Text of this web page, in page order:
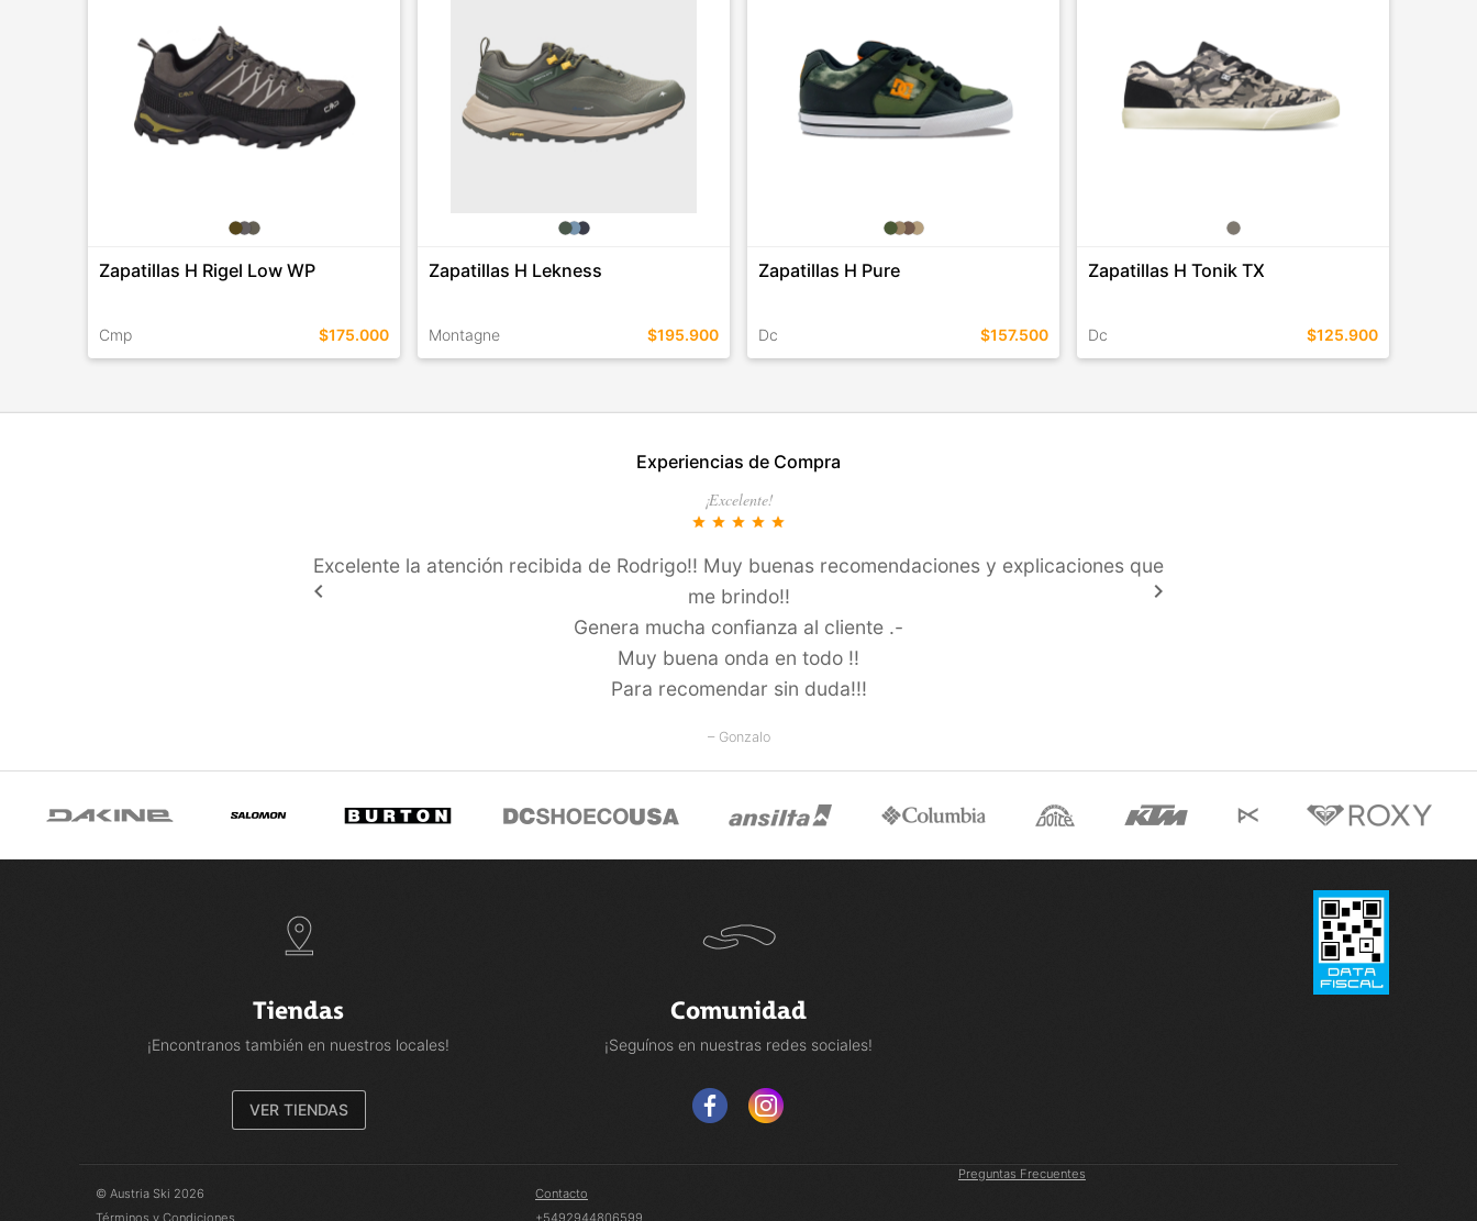
Zapatillas H Rigel Low WP
Cmp $175.000
Zapatillas H Lekness
Montagne $195.900
Zapatillas H Pure
Dc $157.500
Zapatillas H Tonik TX
Dc $125.900
Experiencias de Compra
¡Excelente!
star star star star star
Excelente la atención recibida de Rodrigo!! Muy buenas recomendaciones y explicaciones que
me brindo!!
Genera mucha confianza al cliente .-
Muy buena onda en todo !!
Para recomendar sin duda!!!
– Gonzalo
keyboard_arrow_left keyboard_arrow_right
Tiendas
¡Encontranos también en nuestros locales!
VER TIENDAS
Comunidad
¡Seguínos en nuestras redes sociales!
© Austria Ski 2026
Términos y Condiciones
Contacto
+5492944806599
Preguntas Frecuentes